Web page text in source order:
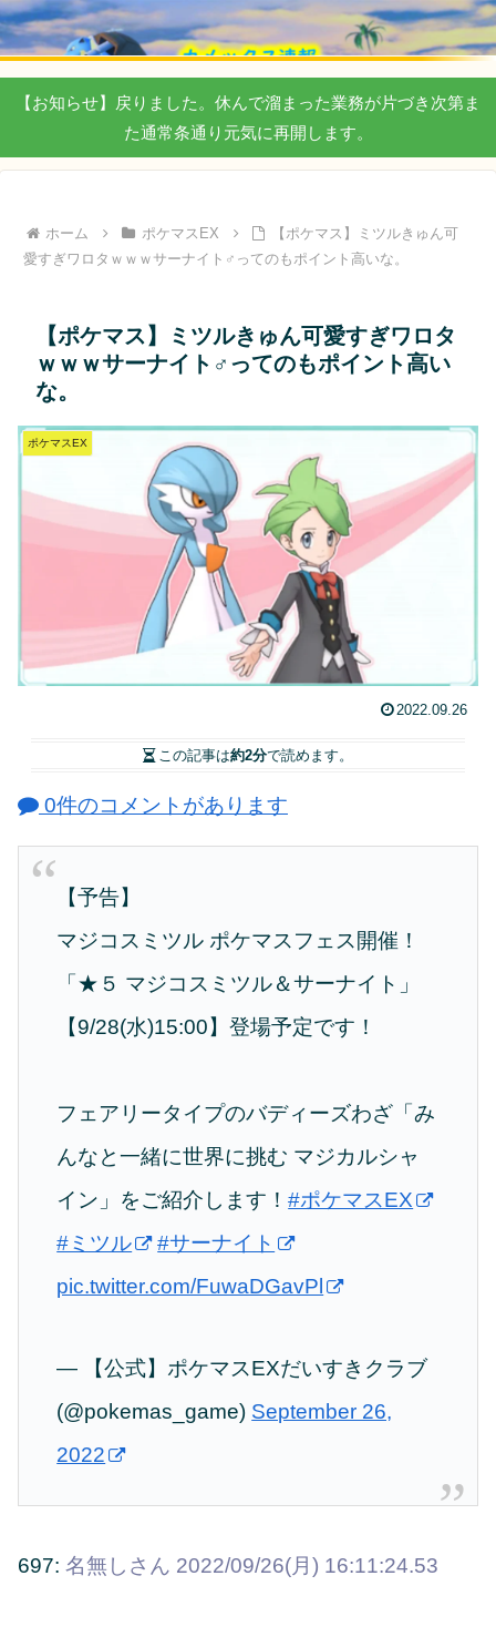
【お知らせ】戻りました。休んで溜まった業務が片づき次第ま
た通常条通り元気に再開します。
ホーム ポケマスEX
【ポケマス】ミツルきゅん可
愛すぎワロタｗｗｗサーナイト♂ってのもポイント高いな。
【ポケマス】ミツルきゅん可愛すぎワロタ
ｗｗｗサーナイト♂ってのもポイント高い
な。
ポケマスEX
2022.09.26
この記事は約2分で読めます。
0件のコメントがあります
【予告】
マジコスミツル ポケマスフェス開催！
「★５ マジコスミツル＆サーナイト」
【9/28(水)15:00】登場予定です！
フェアリータイプのバディーズわざ「み
んなと一緒に世界に挑む マジカルシャ
イン」をご紹介します！#ポケマスEX
#ミツル
#サーナイト
pic.twitter.com/FuwaDGavPl
— 【公式】ポケマスEXだいすきクラブ
(@pokemas_game) September 26,
2022
697: 名無しさん 2022/09/26(月) 16:11:24.53